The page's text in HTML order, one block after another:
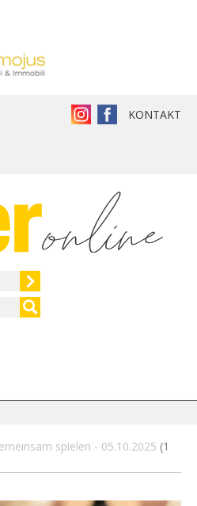
KONTAKT
spielen - 05.10.2025 (1